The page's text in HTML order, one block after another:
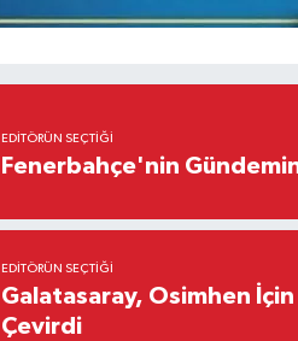
EDITÖRÜN SEÇTIĞI
Fenerbahçe'nin
EDITÖRÜN SEÇTIĞI
Galatasaray, Osimhen
Çevirdi